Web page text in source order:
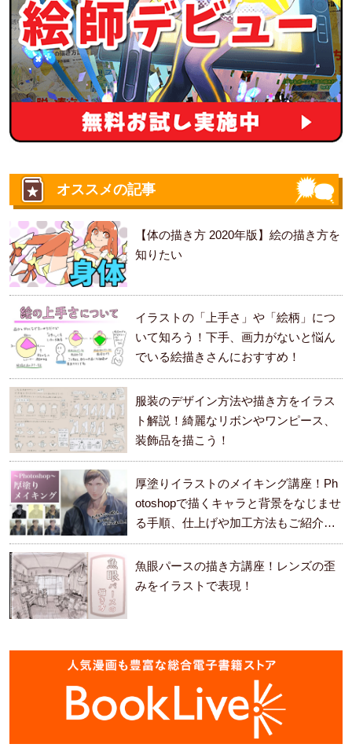
オススメの記事
【体の描き方 2020年版】絵の描き方を
知りたい
イラストの「上手さ」や「絵柄」につ
いて知ろう！下手、画力がないと悩ん
でいる絵描きさんにおすすめ！
服装のデザイン方法や描き方をイラス
ト解説！綺麗なリボンやワンピース、
装飾品を描こう！
厚塗りイラストのメイキング講座！Ph
otoshopで描くキャラと背景をなじませ
る手順、仕上げや加工方法もご紹介し
ます。
魚眼パースの描き方講座！レンズの歪
みをイラストで表現！